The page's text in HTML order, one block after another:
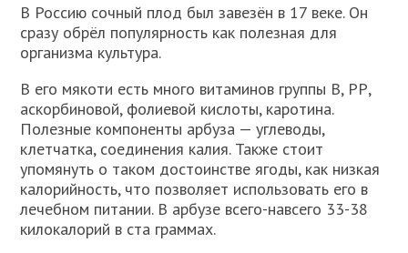
В Россию сочный плод был завезён в 17 веке. Он
сразу обрёл популярность как полезная для
организма культура.
В его мякоти есть много витаминов группы В, РР,
аскорбиновой, фолиевой кислоты, каротина.
Полезные компоненты арбуза — углеводы,
клетчатка, соединения калия. Также стоит
упомянуть о таком достоинстве ягоды, как низкая
калорийность, что позволяет использовать его в
лечебном питании. В арбузе всего-навсего 33-38
килокалорий в ста граммах.